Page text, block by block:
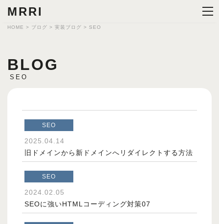
MRRI
HOME > ブログ > 実装ブログ > SEO
BLOG
SEO
SEO
2025.04.14
旧ドメインから新ドメインへリダイレクトする方法
SEO
2024.02.05
SEOに強いHTMLコーディング対策07